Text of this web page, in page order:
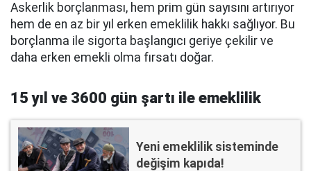
Askerlik borçlanması, hem prim gün sayısını artırıyor
hem de en az bir yıl erken emeklilik hakkı sağlıyor. Bu
borçlanma ile sigorta başlangıcı geriye çekilir ve
daha erken emekli olma fırsatı doğar.
15 yıl ve 3600 gün şartı ile emeklilik
Yeni emeklilik sisteminde
değişim kapıda!